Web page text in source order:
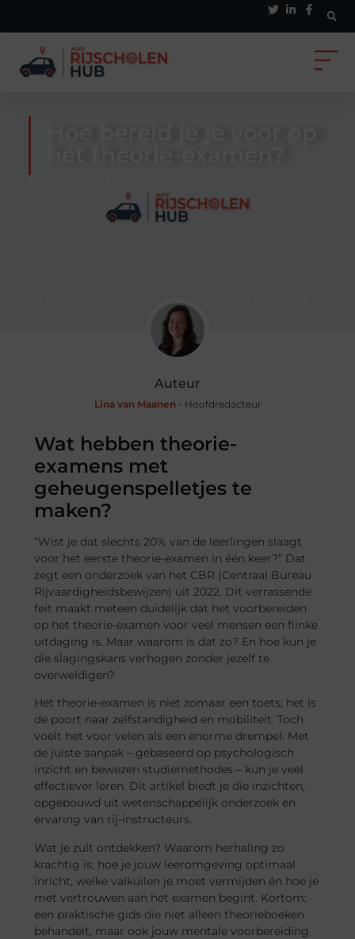
Auteur
Lina van Maanen- Hoofdredacteur
Wat hebben theorie-
examens met
geheugenspelletjes te
maken?
“Wist je dat slechts 20% van de leerlingen slaagt
voor het eerste theorie-examen in één keer?” Dat
zegt een onderzoek van het CBR (Centraal Bureau
Rijvaardigheidsbewijzen) uit 2022. Dit verrassende
feit maakt meteen duidelijk dat het voorbereiden
op het theorie-examen voor veel mensen een flinke
uitdaging is. Maar waarom is dat zo? En hoe kun je
die slagingskans verhogen zonder jezelf te
overweldigen?
Het theorie-examen is niet zomaar een toets; het is
de poort naar zelfstandigheid en mobiliteit. Toch
voelt het voor velen als een enorme drempel. Met
de juiste aanpak – gebaseerd op psychologisch
inzicht en bewezen studiemethodes – kun je veel
effectiever leren. Dit artikel biedt je die inzichten,
opgebouwd uit wetenschappelijk onderzoek en
ervaring van rij-instructeurs.
Wat je zult ontdekken? Waarom herhaling zo
krachtig is, hoe je jouw leeromgeving optimaal
inricht, welke valkuilen je moet vermijden én hoe je
met vertrouwen aan het examen begint. Kortom:
een praktische gids die niet alleen theorieboeken
behandelt, maar ook jouw mentale voorbereiding